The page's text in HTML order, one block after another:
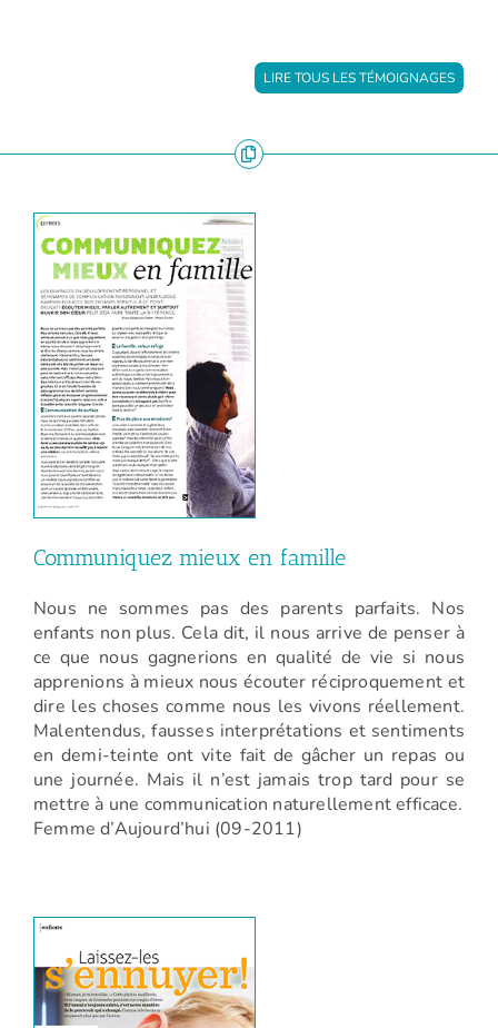
LIRE TOUS LES TÉMOIGNAGES
Communiquez mieux en famille
Nous ne sommes pas des parents parfaits. Nos
enfants non plus. Cela dit, il nous arrive de penser à
ce que nous gagnerions en qualité de vie si nous
apprenions à mieux nous écouter réciproquement et
dire les choses comme nous les vivons réellement.
Malentendus, fausses interprétations et sentiments
en demi-teinte ont vite fait de gâcher un repas ou
une journée. Mais il n’est jamais trop tard pour se
mettre à une communication naturellement efficace.
Femme d’Aujourd’hui (09-2011)